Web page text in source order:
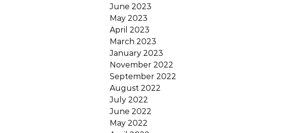
June 2023
May 2023
April 2023
March 2023
January 2023
November 2022
September 2022
August 2022
July 2022
June 2022
May 2022